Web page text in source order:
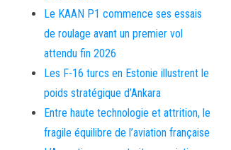
Le KAAN P1 commence ses essais
de roulage avant un premier vol
attendu fin 2026
Les F-16 turcs en Estonie illustrent le
poids stratégique d’Ankara
Entre haute technologie et attrition, le
fragile équilibre de l’aviation française